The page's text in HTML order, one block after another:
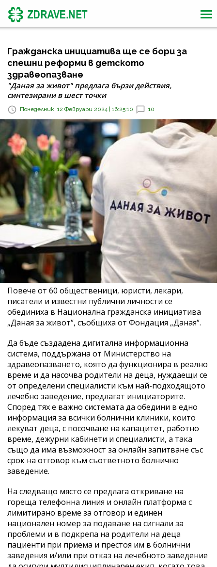
Гражданска инициатива ще се бори за
спешни реформи в детското
здравеопазване
"Даная за живот" предлага бързи действия,
синтезирани в шест точки
Понеделник, 12 Февруари 2024 | 16:25:10 10
Повече от 60 общественици, юристи, лекари,
писатели и известни публични личности се
обединиха в Национална гражданска инициатива
„Даная за живот“, съобщиха от Фондация „Даная“.
Да бъде създадена дигитална информационна
система, поддържана от Министерство на
здравеопазването, която да функционира в реално
време и да насочва родители на деца, нуждаещи се
от определени специалисти към най-подходящото
лечебно заведение, предлагат инициаторите.
Според тях е важно системата да обедини в едно
информация за всички болнични клиники, които
лекуват деца, с посочване на капацитет, работно
време, дежурни кабинети и специалисти, а така
също да има възможност за онлайн запитване със
срок на отговор към съответното болнично
заведение.
На следващо място се предлага откриване на
гореща телефонна линия и онлайн платформа с
лимитирано време за отговор и единен
национален номер за подаване на сигнали за
проблеми и в подкрепа на родители на деца
пациенти при приема и престоя им в болнични
заведения и/или при отказ на лечебното заведение